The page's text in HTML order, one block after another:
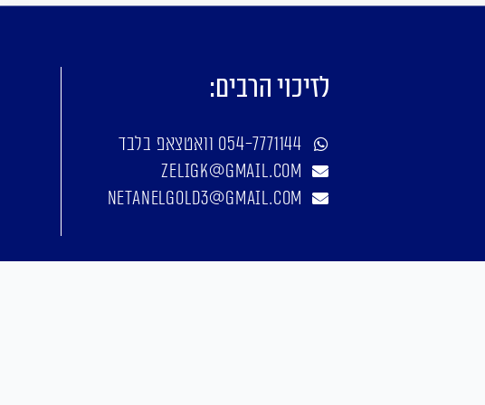
לזיכוי הרבים:
054-7771144 וואטצאפ בלבד
zeligk@gmail.com
netanelgold3@gmail.com